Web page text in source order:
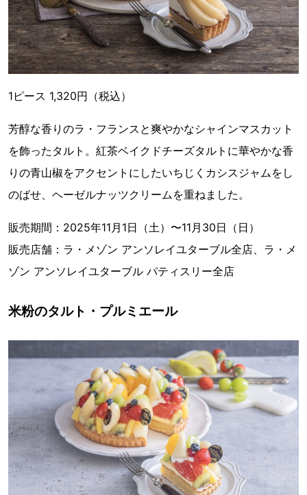
1ピース 1,320円（税込）
芳醇な香りのラ・フランスと爽やかなシャインマスカット
を飾ったタルト。紅茶ベイクドチーズタルトに華やかな香
りの青山椒をアクセントにしたいちじくカシスジャムをし
のばせ、ヘーゼルナッツクリームを重ねました。
販売期間：2025年11月1日（土）〜11月30日（日）
販売店舗：ラ・メゾン アンソレイユターブル全店、ラ・メ
ゾン アンソレイユターブル パティスリー全店
米粉のタルト・プルミエール